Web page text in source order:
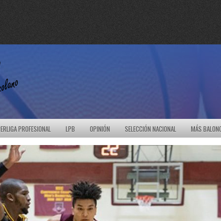
PROFESIONAL LPB OPINIÓN SELECCIÓN NACIONAL MÁS